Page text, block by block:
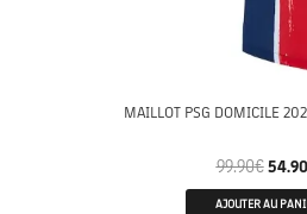
MAILLOT PSG DOMICILE
99.90€ 54.90
AJOUTER AU